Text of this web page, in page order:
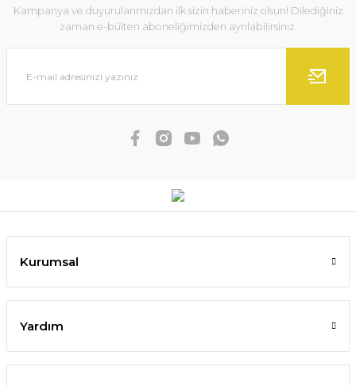
Kampanya ve duyurularımızdan ilk sizin haberiniz olsun! Dilediğiniz
zaman e-bülten aboneliğimizden ayrılabilirsiniz.
Kurumsal
Yardım